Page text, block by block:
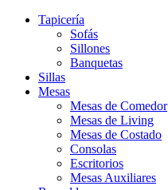
Tapicería
Sofás
Sillones
Banquetas
Sillas
Mesas
Mesas de Comedor
Mesas de Living
Mesas de Costado
Consolas
Escritorios
Mesas Auxiliares